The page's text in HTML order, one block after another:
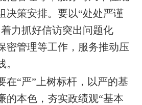
决策安排。要以“处处严谨
着力抓好信访突出问题化
密管理等工作，服务推动压
在“严”上树标杆，以严的基
的本色，夯实政绩观“基本